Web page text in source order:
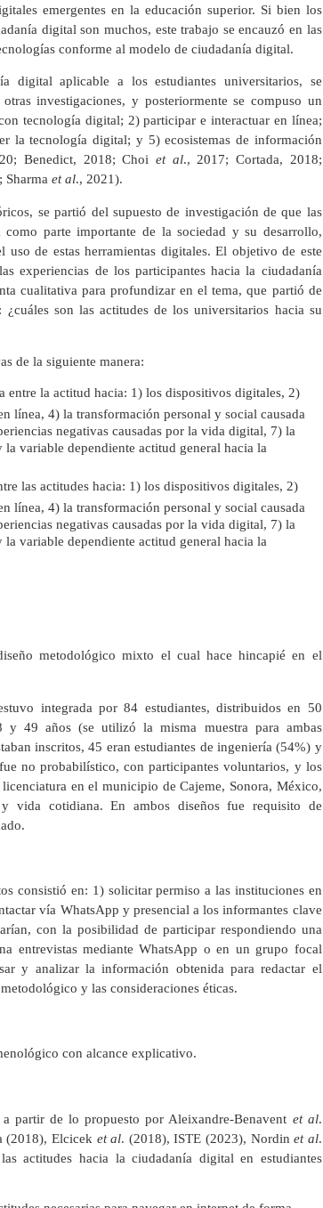
emergentes en la educación superior. Si bien los
digital son muchos, este trabajo se encauzó en las
conforme al modelo de ciudadanía digital.
digital aplicable a los estudiantes universitarios, se
investigaciones, y posteriormente se compuso un
tecnología digital; 2) participar e interactuar en línea;
la tecnología digital; y 5) ecosistemas de información
Benedict, 2018; Choi et al., 2017; Cortada, 2018;
Sharma et al., 2021).
se partió del supuesto de investigación de que las
parte importante de la sociedad y su desarrollo,
de estas herramientas digitales. El objetivo de este
experiencias de los participantes hacia la ciudadanía
cualitativa para profundizar en el tema, que partió de
son las actitudes de los universitarios hacia su
de la siguiente manera:
la actitud hacia: 1) los dispositivos digitales, 2)
línea, 4) la transformación personal y social causada
negativas causadas por la vida digital, 7) la
variable dependiente actitud general hacia la
las actitudes hacia: 1) los dispositivos digitales, 2)
línea, 4) la transformación personal y social causada
negativas causadas por la vida digital, 7) la
variable dependiente actitud general hacia la
metodológico mixto el cual hace hincapié en el
integrada por 84 estudiantes, distribuidos en 50
49 años (se utilizó la misma muestra para ambas
inscritos, 45 eran estudiantes de ingeniería (54%) y
no probabilístico, con participantes voluntarios, y los
en el municipio de Cajeme, Sonora, México,
vida cotidiana. En ambos diseños fue requisito de
consistió en: 1) solicitar permiso a las instituciones en
vía WhatsApp y presencial a los informantes clave
con la posibilidad de participar respondiendo una
entrevistas mediante WhatsApp o en un grupo focal
y analizar la información obtenida para redactar el
y las consideraciones éticas.
con alcance explicativo.
partir de lo propuesto por Aleixandre-Benavent et al.
(2018), Elcicek et al. (2018), ISTE (2023), Nordinet al.
actitudes hacia la ciudadanía digital en estudiantes